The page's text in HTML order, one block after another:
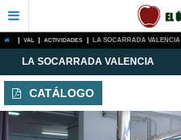
VAL ACTIVIDADES LA SOCARRADA VALENCIA
LA SOCARRADA VALENCIA
CATÁLOGO